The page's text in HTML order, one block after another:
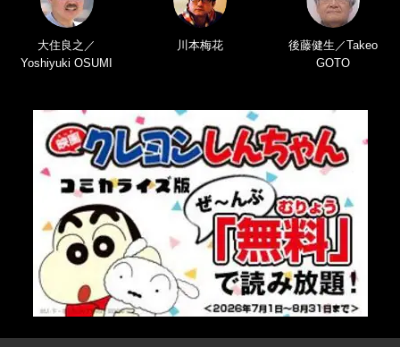
大住良之／
Yoshiyuki OSUMI
川本梅花
後藤健生／Takeo
GOTO